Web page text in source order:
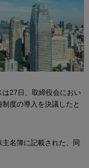
27日、取締役会におい
度の導入を決議したと
名簿に記載された、同